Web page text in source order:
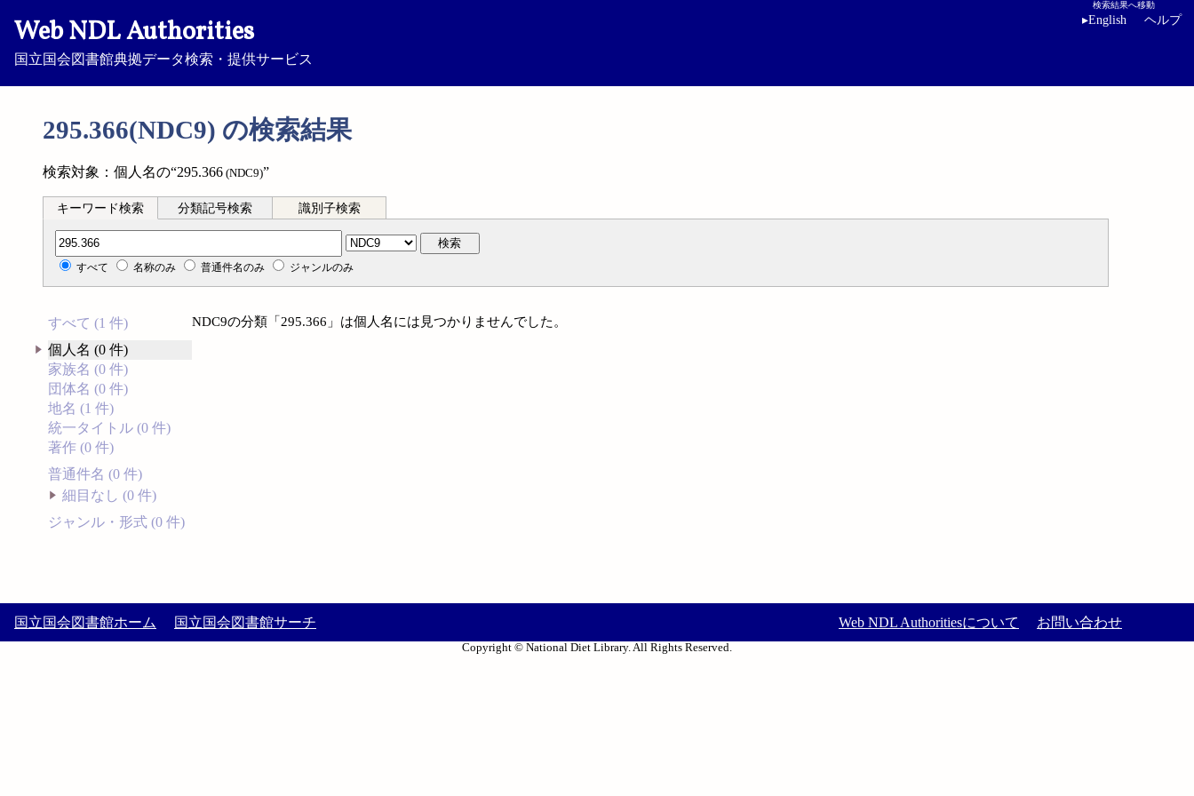
Web NDL Authorities
国立国会図書館典拠データ検索・提供サービス
検索結果へ移動
▸English ヘルプ
295.366(NDC9) の検索結果
検索対象：個人名の“295.366 (NDC9)”
キーワード検索 分類記号検索 識別子検索
分類記号検索 検索
すべて 名称のみ 普通件名のみ ジャンルのみ
すべて (1 件)
個人名 (0 件)
家族名 (0 件)
団体名 (0 件)
地名 (1 件)
統一タイトル (0 件)
著作 (0 件)
普通件名 (0 件)
細目なし (0 件)
ジャンル・形式 (0 件)
NDC9の分類「295.366」は個人名には見つかりませんでした。
国立国会図書館ホーム 国立国会図書館サーチ Web NDL Authoritiesについて お問い合わせ
Copyright © National Diet Library. All Rights Reserved.